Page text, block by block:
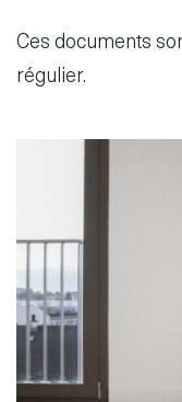
fr
Ces documents
régulier.